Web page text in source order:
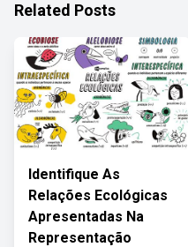
Related Posts
Identifique As
Relações Ecológicas
Apresentadas Na
Representação